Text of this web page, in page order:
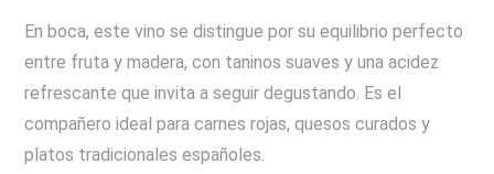
En boca, este vino se distingue por su equilibrio perfecto
entre fruta y madera, con taninos suaves y una acidez
refrescante que invita a seguir degustando. Es el
compañero ideal para carnes rojas, quesos curados y
platos tradicionales españoles.